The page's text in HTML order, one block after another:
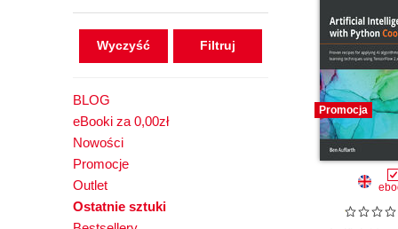
Wyczyść
BLOG
eBooki za 0,00zł
Nowości
Promocje
Outlet
Ostatnie sztuki
Promocja